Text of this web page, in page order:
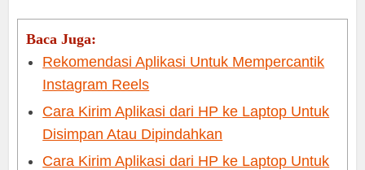
Baca Juga:
Rekomendasi Aplikasi Untuk Mempercantik
Instagram Reels
Cara Kirim Aplikasi dari HP ke Laptop Untuk
Disimpan Atau Dipindahkan
Cara Kirim Aplikasi dari HP ke Laptop Untuk